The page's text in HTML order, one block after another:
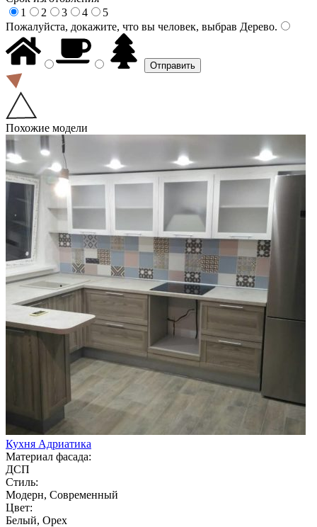
1
2 3 4
5
Пожалуйста, докажите, что вы человек, выбрав Дерево.
Похожие модели
Кухня Адриатика
Материал фасада:
ДСП
Стиль:
Модерн, Современный
Цвет:
Белый, Орех